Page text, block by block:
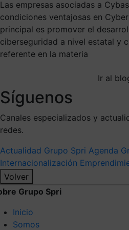
Las empresas asociadas a
condiciones ventajosas en
principal es promover el
ciberseguridad a nivel estatal y
referente en la materia
Ir al
Síguenos
Canales especializados y
redes.
Actualidad Grupo Spri Agenda
Internacionalización
Volver
Grupo Spri
Inicio
Somos